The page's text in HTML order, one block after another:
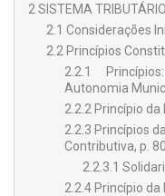
2 SISTEMA
2.1 Considerações
2.2 Princípios
2.2.1
Autonomia
2.2.2 Princípio
2.2.3 Princípios
Contributiva, p. 80
2.2.3.1
2.2.4 Princípio